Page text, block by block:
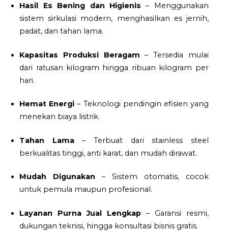
Hasil Es Bening dan Higienis – Menggunakan
sistem sirkulasi modern, menghasilkan es jernih,
padat, dan tahan lama.
Kapasitas Produksi Beragam – Tersedia mulai
dari ratusan kilogram hingga ribuan kilogram per
hari.
Hemat Energi – Teknologi pendingin efisien yang
menekan biaya listrik.
Tahan Lama– Terbuat dari stainless steel
berkualitas tinggi, anti karat, dan mudah dirawat.
Mudah Digunakan – Sistem otomatis, cocok
untuk pemula maupun profesional.
Layanan Purna Jual Lengkap – Garansi resmi,
dukungan teknisi, hingga konsultasi bisnis gratis.